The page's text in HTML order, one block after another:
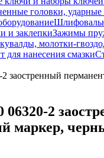
головки, ударные
и заклепкиЗажимы
молотки-
для нанесения смазки
заостренный
2
маркер,